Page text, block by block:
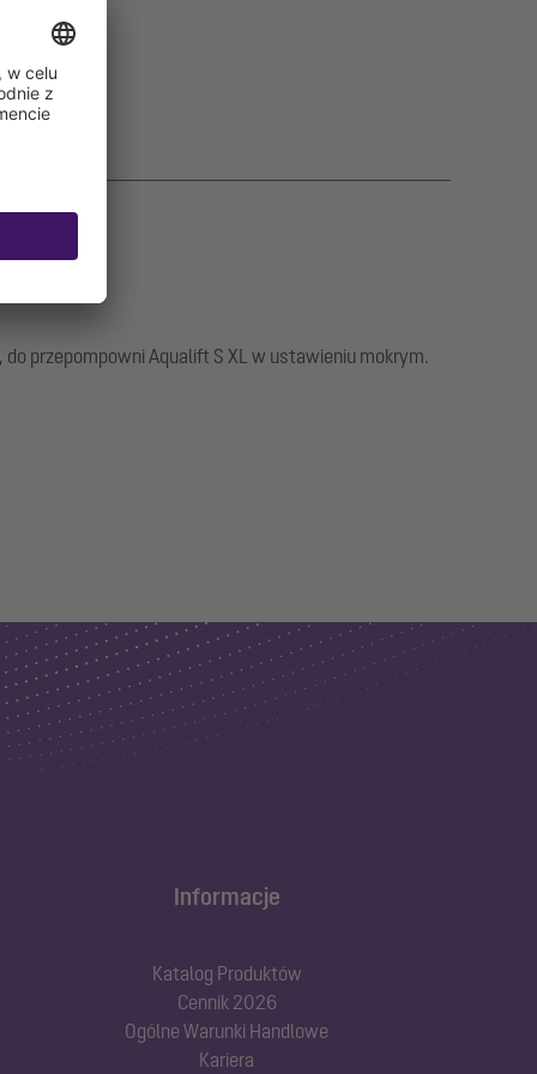
przepompowni Aqualift S XL w ustawieniu mokrym.
Informacje
Katalog Produktów
Cennik 2026
Ogólne Warunki Handlowe
Kariera